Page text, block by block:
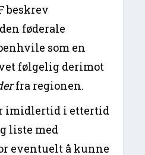
beskrev
føderale
som en
følgelig derimot
fra regionen.
imidlertid i ettertid
liste med
eventuelt å kunne